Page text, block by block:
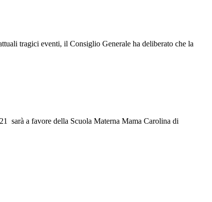
tragici eventi, il Consiglio Generale ha deliberato che la
sarà a favore della Scuola Materna Mama Carolina di